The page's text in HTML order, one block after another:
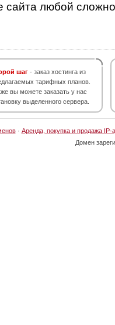
сайта любой
шаг - заказ хостинга из
тарифных планов.
вы можете заказать у нас
выделенного сервера.
· Аренда, покупка и продажа IP-
Домен